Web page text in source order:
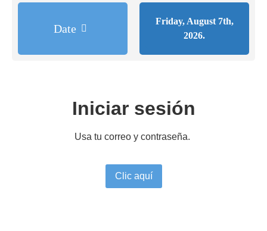
Date
Friday, August 7th,
2026.
Iniciar sesión
Usa tu correo y contraseña.
Clic aquí